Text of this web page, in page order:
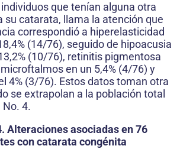
que tenían alguna otra
su catarata, llama la atención que
correspondió a hiperelasticidad
(14/76), seguido de hipoacusia
(10/76), retinitis pigmentosa
en un 5,4% (4/76) y
4% (3/76). Estos datos toman otra
se extrapolan a la población total
4.
Alteraciones asociadas en 76
con catarata congénita